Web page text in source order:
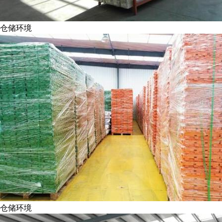
仓储环境
仓储环境